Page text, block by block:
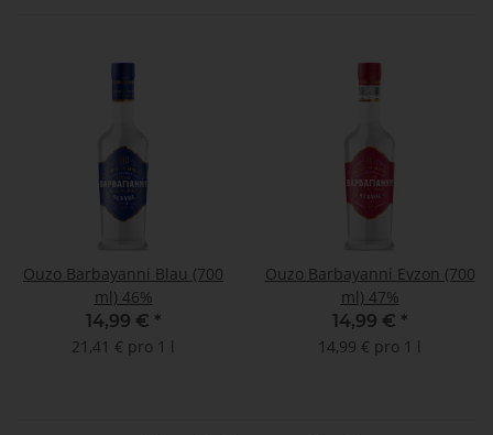
Ouzo Barbayanni Blau (700
ml) 46%
14,99 € *
21,41 € pro 1 l
Ouzo Barbayanni Evzon (700
ml) 47%
14,99 € *
14,99 € pro 1 l